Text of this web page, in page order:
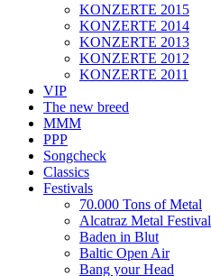
KONZERTE 2015
KONZERTE 2014
KONZERTE 2013
KONZERTE 2012
KONZERTE 2011
VIP
The new breed
MMM
PPP
Songcheck
Classics
Festivals
70.000 Tons of Metal
Alcatraz Metal Festival
Baden in Blut
Baltic Open Air
Bang your Head